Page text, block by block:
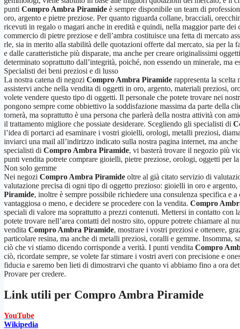
punti Compro Ambra Piramide è sempre disponibile un team di
oro, argento e pietre preziose. Per quanto riguarda collane, bracciali,
ricevuti in regalo o magari anche in eredità e quindi, nella maggior parte
commercio di pietre preziose e dell’ambra costituisce una fetta di mercato
rle, sia in merito alla stabilità delle quotazioni offerte dal mercato, sia per
e dalle caratteristiche più disparate, ma anche per creare originalissimi
determinato soprattutto dall’integrità, poiché, non essendo un minerale, ma
Specialisti dei beni preziosi e di lusso
La nostra catena di negozi Compro Ambra Piramide rappresenta la
assistervi anche nella vendita di oggetti in oro, argento, materiali preziosi,
volete vendere questo tipo di oggetti. Il personale che potete trovare nei
pongono sempre come obbiettivo la soddisfazione massima da parte della
tornerà, ma soprattutto è una persona che parlerà della nostra attività con
il trattamento migliore che possiate desiderare. Scegliendo gli specialisti di
l’idea di portarci ad esaminare i vostri gioielli, orologi, metalli preziosi,
inviarci una mail all’indirizzo indicato sulla nostra pagina internet, ma
specialisti di Compro Ambra Piramide, vi basterà trovare il negozio più
punti vendita potrete comprare gioielli, pietre preziose, orologi, oggetti per
Non solo gemme
Nei negozi Compro Ambra Piramide oltre al già citato servizio di
valutazione precisa di ogni tipo di oggetto prezioso: gioielli in oro e
Piramide, inoltre è sempre possibile richiedere una consulenza specifica e
vantaggiosa o meno, e decidere se procedere con la vendita. Compro
speciali di valore ma soprattutto a prezzi contenuti. Mettersi in contatto
potete trovare nell’area contatti del nostro sito, oppure potrete chiamare al
vendita Compro Ambra Piramide, mostrare i vostri preziosi e ottenere,
particolare resina, ma anche di metalli preziosi, coralli e gemme. Insomma,
ciò che vi stiamo dicendo corrisponde a verità. I punti vendita Compro
ciò, ricordate sempre, se volete far stimare i vostri averi con precisione e
fiducia e saremo ben lieti di dimostrarvi che quanto vi abbiamo fino a ora
Provare per credere.
Link utili per Compro Ambra Piramide
YouTube
Wikipedia